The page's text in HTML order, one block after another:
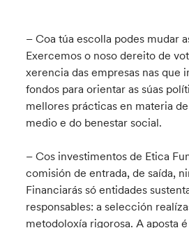
– Coa túa escolla podes mudar
Exercemos o noso dereito de
xerencia das empresas nas que
fondos para orientar as súas
mellores prácticas en materia
medio e do benestar social.
– Cos investimentos de Etica
comisión de entrada, de saída,
Financiarás só entidades
responsables: a selección
metodoloxía rigorosa. A aposta